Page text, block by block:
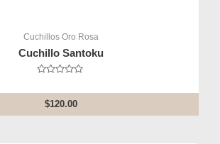
Cuchillos Oro Rosa
Cuchillo Santoku
out
of
5
$120.00